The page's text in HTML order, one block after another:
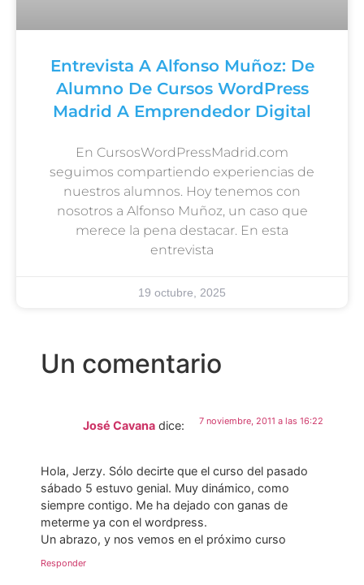
Entrevista A Alfonso Muñoz: De
Alumno De Cursos WordPress
Madrid A Emprendedor Digital
En CursosWordPressMadrid.com
seguimos compartiendo experiencias de
nuestros alumnos. Hoy tenemos con
nosotros a Alfonso Muñoz, un caso que
merece la pena destacar. En esta
entrevista
19 octubre, 2025
Un comentario
José Cavana dice: 7 noviembre, 2011 a las 16:22
Hola, Jerzy. Sólo decirte que el curso del pasado
sábado 5 estuvo genial. Muy dinámico, como
siempre contigo. Me ha dejado con ganas de
meterme ya con el wordpress.
Un abrazo, y nos vemos en el próximo curso
Responder